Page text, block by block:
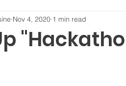
Trend การตลาดออนไลน์
Nov 4, 2020 1 min read